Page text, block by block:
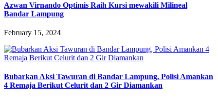
Azwan Virnando Optimis Raih Kursi mewakili Milineal
Bandar Lampung
February 15, 2024
Bubarkan Aksi Tawuran di Bandar Lampung, Polisi Amankan
4 Remaja Berikut Celurit dan 2 Gir Diamankan